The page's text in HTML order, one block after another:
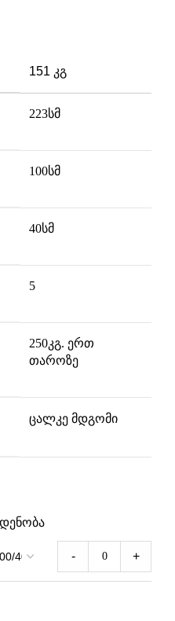
151 კგ
223 სმ
223სმ
100სმ
40სმ
5
250კგ. ერთ
თაროზე
ცალკე მდგომი
- +